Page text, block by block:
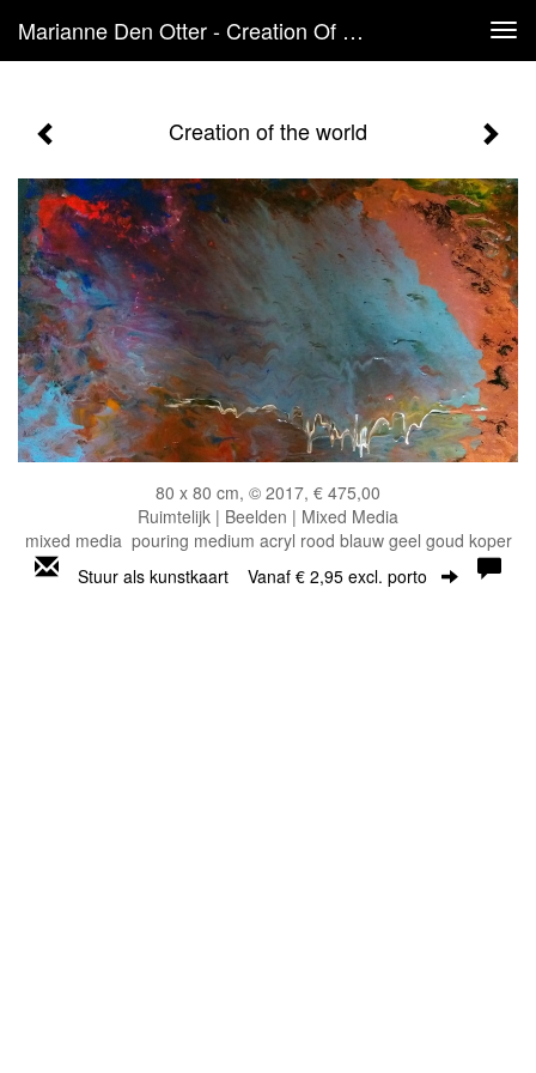
Marianne Den Otter - Creation Of The World
Creation of the world
80 x 80 cm, © 2017, € 475,00
Ruimtelijk | Beelden | Mixed Media
mixed media pouring medium acryl rood blauw geel goud koper
Stuur als kunstkaart Vanaf € 2,95 excl. porto